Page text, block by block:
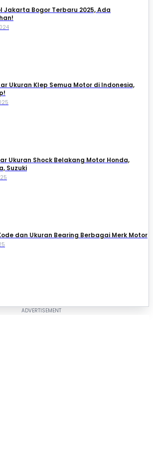
Jakarta Bogor Terbaru 2025, Ada
Ukuran Klep Semua Motor di Indonesia,
Ukuran Shock Belakang Motor Honda,
Suzuki​
dan Ukuran Bearing Berbagai Merk Motor